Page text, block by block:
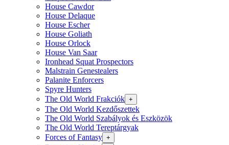
House Cawdor
House Delaque
House Escher
House Goliath
House Orlock
House Van Saar
Ironhead Squat Prospectors
Malstrain Genestealers
Palanite Enforcers
Spyre Hunters
The Old World Frakciók +
The Old World Kezdőszettek
The Old World Szabályok és Eszközök
The Old World Tereptárgyak
Forces of Fantasy +